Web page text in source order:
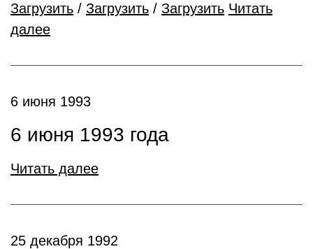
Загрузить / Загрузить / Загрузить Читать
далее
6 июня 1993
6 июня 1993 года
Читать далее
25 декабря 1992